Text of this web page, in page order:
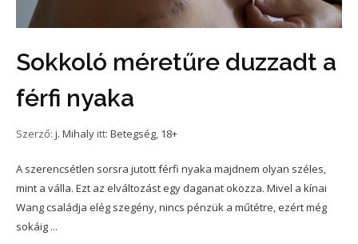
Sokkoló méretűre duzzadt a
férfi nyaka
Szerző: j. Mihaly itt: Betegség, 18+
A szerencsétlen sorsra jutott férfi nyaka majdnem olyan széles,
mint a válla. Ezt az elváltozást egy daganat okozza. Mivel a kínai
Wang családja elég szegény, nincs pénzük a műtétre, ezért még
sokáig ...